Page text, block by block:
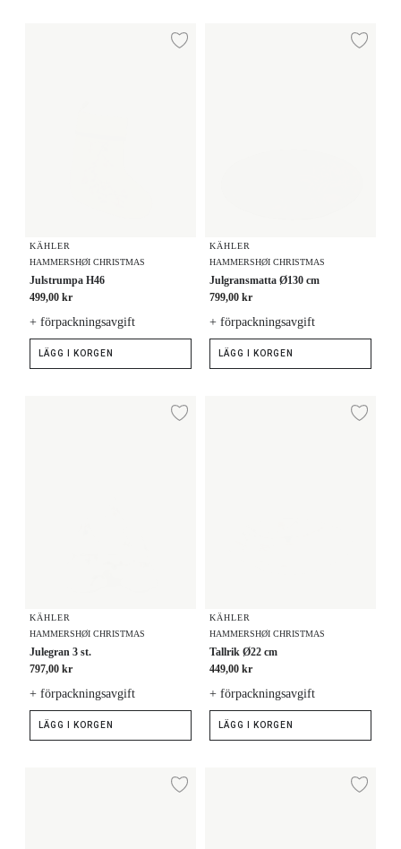
Lägg till i önskelista
KÄHLER
HAMMERSHØI CHRISTMAS
Julstrumpa H46
499,00 kr
+ förpackningsavgift
LÄGG I KORGEN
KÄHLER
HAMMERSHØI CHRISTMAS
Julgransmatta Ø130 cm
799,00 kr
+ förpackningsavgift
LÄGG I KORGEN
Lägg till i önskelista
KÄHLER
HAMMERSHØI CHRISTMAS
Julegran 3 st.
797,00 kr
+ förpackningsavgift
LÄGG I KORGEN
KÄHLER
HAMMERSHØI CHRISTMAS
Tallrik Ø22 cm
449,00 kr
+ förpackningsavgift
LÄGG I KORGEN
Lägg till i önskelista